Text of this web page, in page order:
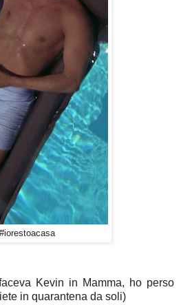
#iorestoacasa
Kevin in Mamma, ho perso
in quarantena da soli)